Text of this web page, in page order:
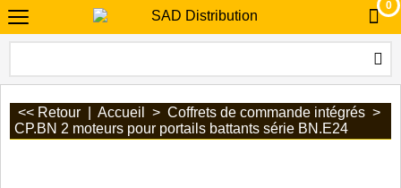
0
<< Retour Accueil > Coffrets de commande intégrés >
CP.BN 2 moteurs pour portails battants série BN.E24